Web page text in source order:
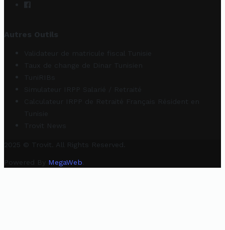
Autres Outils
Validateur de matricule fiscal Tunisie
Taux de change de Dinar Tunisien
TuniRIBs
Simulateur IRPP Salarié / Retraité
Calculateur IRPP de Retraité Français Résident en
Tunisie
Trovit News
2025 © Trovit. All Rights Reserved.
Powered By MegaWeb